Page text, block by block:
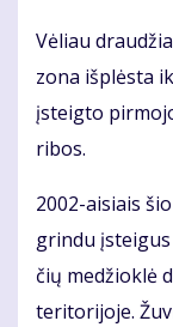
Vė­liau
zo­na iš­plės­ta
įsteig­to
ri­bos.
2002-ai­siais
grin­du
čių me­džiok­lė
te­ri­to­ri­jo­je.